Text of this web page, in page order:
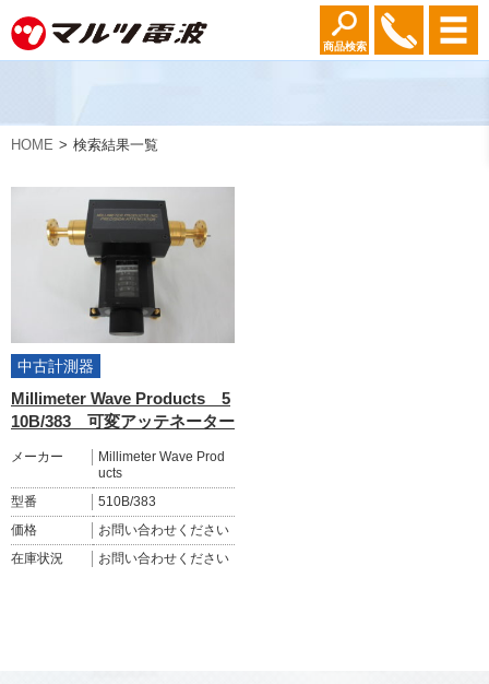
商品検索
HOME 検索結果一覧
中古計測器
Millimeter Wave Products 5
10B/383 可変アッテネーター
メーカー
Millimeter Wave Prod
ucts
型番
510B/383
価格
お問い合わせください
在庫状況
お問い合わせください